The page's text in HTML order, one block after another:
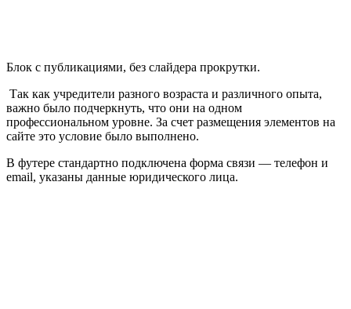
Блок с публикациями, без слайдера прокрутки.
Так как учредители разного возраста и различного опыта,
важно было подчеркнуть, что они на одном
профессиональном уровне. За счет размещения элементов на
сайте это условие было выполнено.
В футере стандартно подключена форма связи — телефон и
email, указаны данные юридического лица.